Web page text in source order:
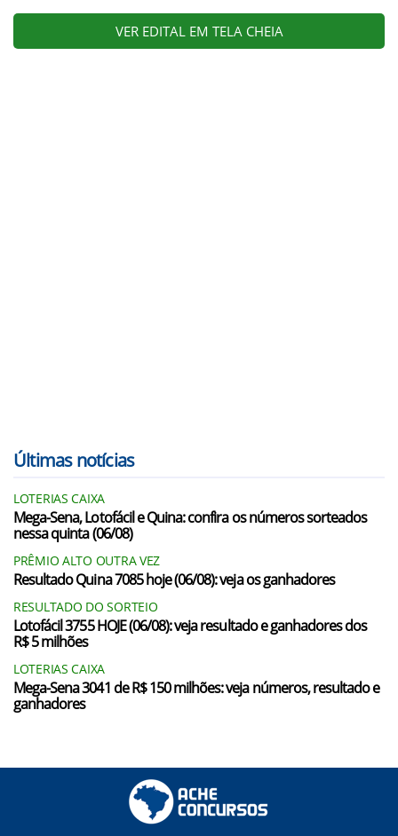
VER EDITAL EM TELA CHEIA
Últimas notícias
LOTERIAS CAIXA
Mega-Sena, Lotofácil e Quina: confira os números sorteados
nessa quinta (06/08)
PRÊMIO ALTO OUTRA VEZ
Resultado Quina 7085 hoje (06/08): veja os ganhadores
RESULTADO DO SORTEIO
Lotofácil 3755 HOJE (06/08): veja resultado e ganhadores dos
R$ 5 milhões
LOTERIAS CAIXA
Mega-Sena 3041 de R$ 150 milhões: veja números, resultado e
ganhadores